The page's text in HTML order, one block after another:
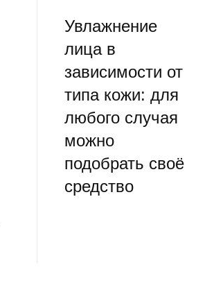
Увлажнение
лица в
зависимости от
типа кожи: для
любого случая
можно
подобрать своё
средство